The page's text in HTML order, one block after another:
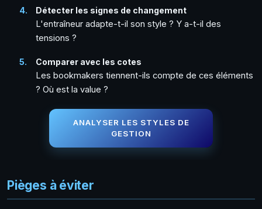
Détecter les signes de changement
L'entraîneur adapte-t-il son style ? Y a-t-il des
tensions ?
Comparer avec les cotes
Les bookmakers tiennent-ils compte de ces éléments
? Où est la value ?
ANALYSER LES STYLES DE
GESTION
Pièges à éviter